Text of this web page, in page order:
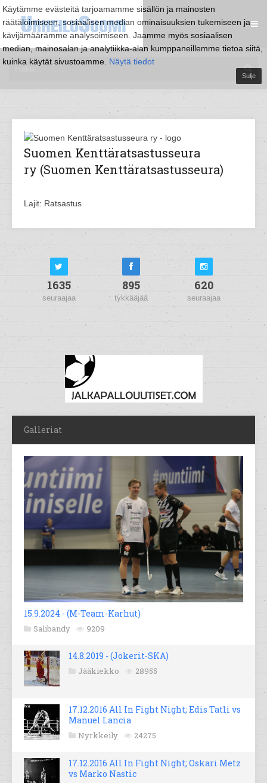
Käytämme evästeitä tarjoamamme sisällön ja mainosten
räätälöimiseen, sosiaalisen median ominaisuuksien tukemiseen ja
kävijämäärämme analysoimiseen. Jaamme myös sosiaalisen
median, mainosalan ja analytiikka-alan kumppaneillemme tietoa siitä,
kuinka käytät sivustoamme. Näytä tiedot
Sulje
Suomen Kenttäratsastusseura
ry (Suomen Kenttäratsastusseura)
Lajit: Ratsastus
1635
seuraajaa
895
tykkääjää
620
seuraajaa
Galleriat
15.9.2024 - (M-Team-Karhut)
Salibandy 9209
14.8.2019 - (Jokerit-SKA)
Jääkiekko 28955
17.12.2016 All In Fight Night; Edis Tatli vs
Manuel Lancia
Nyrkkeily 24275
17.12.2016 All In Fight Night; Oskari Metz
vs Marko Nastic